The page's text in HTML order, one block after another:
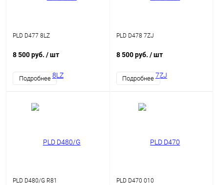
PLD D477 8LZ
8 500 руб. / шт
Подробнее
PLD D478 7ZJ
8 500 руб. / шт
Подробнее
PLD D480/G R81 PLD D470 010